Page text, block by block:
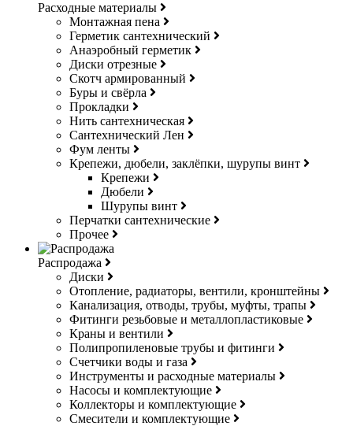
Расходные материалы
Монтажная пена
Герметик сантехнический
Анаэробный герметик
Диски отрезные
Скотч армированный
Буры и свёрла
Прокладки
Нить сантехническая
Сантехнический Лен
Фум ленты
Крепежи, дюбели, заклёпки, шурупы винт
Крепежи
Дюбели
Шурупы винт
Перчатки сантехнические
Прочее
Распродажа
Диски
Отопление, радиаторы, вентили, кронштейны
Канализация, отводы, трубы, муфты, трапы
Фитинги резьбовые и металлопластиковые
Краны и вентили
Полипропиленовые трубы и фитинги
Счетчики воды и газа
Инструменты и расходные материалы
Насосы и комплектующие
Коллекторы и комплектующие
Смесители и комплектующие